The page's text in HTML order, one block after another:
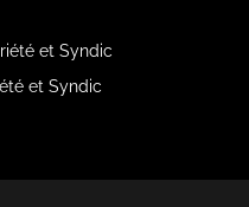
et Syndic
et Syndic